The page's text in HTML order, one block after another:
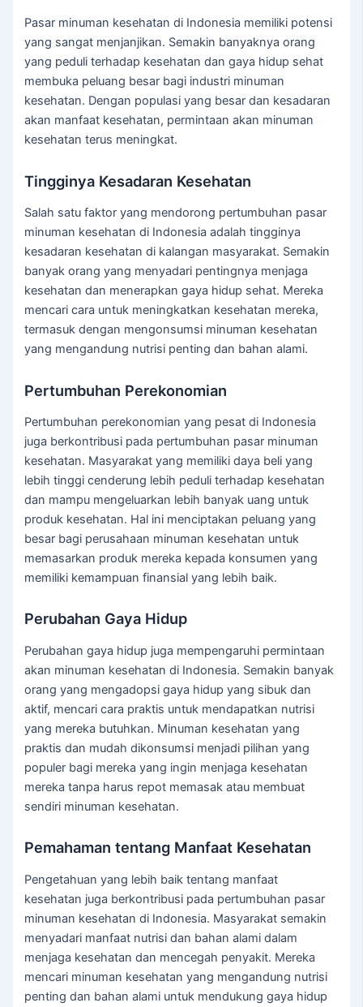
Pasar minuman kesehatan di Indonesia memiliki potensi
yang sangat menjanjikan. Semakin banyaknya orang
yang peduli terhadap kesehatan dan gaya hidup sehat
membuka peluang besar bagi industri minuman
kesehatan. Dengan populasi yang besar dan kesadaran
akan manfaat kesehatan, permintaan akan minuman
kesehatan terus meningkat.
Tingginya Kesadaran Kesehatan
Salah satu faktor yang mendorong pertumbuhan pasar
minuman kesehatan di Indonesia adalah tingginya
kesadaran kesehatan di kalangan masyarakat. Semakin
banyak orang yang menyadari pentingnya menjaga
kesehatan dan menerapkan gaya hidup sehat. Mereka
mencari cara untuk meningkatkan kesehatan mereka,
termasuk dengan mengonsumsi minuman kesehatan
yang mengandung nutrisi penting dan bahan alami.
Pertumbuhan Perekonomian
Pertumbuhan perekonomian yang pesat di Indonesia
juga berkontribusi pada pertumbuhan pasar minuman
kesehatan. Masyarakat yang memiliki daya beli yang
lebih tinggi cenderung lebih peduli terhadap kesehatan
dan mampu mengeluarkan lebih banyak uang untuk
produk kesehatan. Hal ini menciptakan peluang yang
besar bagi perusahaan minuman kesehatan untuk
memasarkan produk mereka kepada konsumen yang
memiliki kemampuan finansial yang lebih baik.
Perubahan Gaya Hidup
Perubahan gaya hidup juga mempengaruhi permintaan
akan minuman kesehatan di Indonesia. Semakin banyak
orang yang mengadopsi gaya hidup yang sibuk dan
aktif, mencari cara praktis untuk mendapatkan nutrisi
yang mereka butuhkan. Minuman kesehatan yang
praktis dan mudah dikonsumsi menjadi pilihan yang
populer bagi mereka yang ingin menjaga kesehatan
mereka tanpa harus repot memasak atau membuat
sendiri minuman kesehatan.
Pemahaman tentang Manfaat Kesehatan
Pengetahuan yang lebih baik tentang manfaat
kesehatan juga berkontribusi pada pertumbuhan pasar
minuman kesehatan di Indonesia. Masyarakat semakin
menyadari manfaat nutrisi dan bahan alami dalam
menjaga kesehatan dan mencegah penyakit. Mereka
mencari minuman kesehatan yang mengandung nutrisi
penting dan bahan alami untuk mendukung gaya hidup